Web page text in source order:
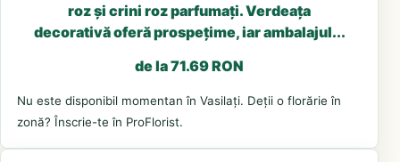
roz și crini roz parfumați. Verdeața
decorativă oferă prospețime, iar ambalajul...
de la 71.69 RON
Nu este disponibil momentan în Vasilați. Deții o florărie în
zonă? Înscrie-te în ProFlorist.